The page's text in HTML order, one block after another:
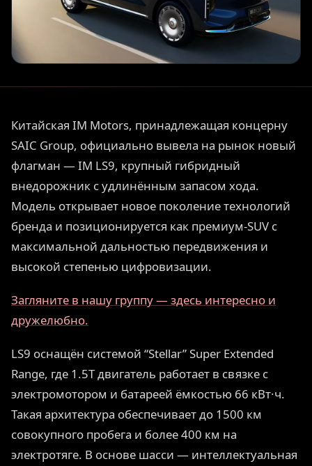
Китайская IM Motors, принадлежащая концерну
SAIC Group, официально вывела на рынок новый
флагман — IM LS9, крупный гибридный
внедорожник с удлинённым запасом хода.
Модель открывает новое поколение технологий
бренда и позиционируется как премиум-SUV с
максимальной дальностью передвижения и
высокой степенью цифровизации.
Загляните в нашу группу — здесь интересно и
дружелюбно.
LS9 оснащён системой “Stellar” Super Extended
Range, где 1.5T двигатель работает в связке с
электромотором и батареей ёмкостью 66 кВт·ч.
Такая архитектура обеспечивает до 1500 км
совокупного пробега и более 400 км на
электротяге. В основе шасси — интеллектуальная